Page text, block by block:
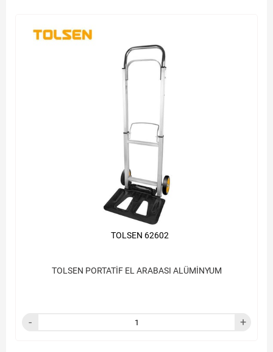
TOLSEN PORTATİF EL ARABASI ALÜMİNYUM
TOLSEN 62602